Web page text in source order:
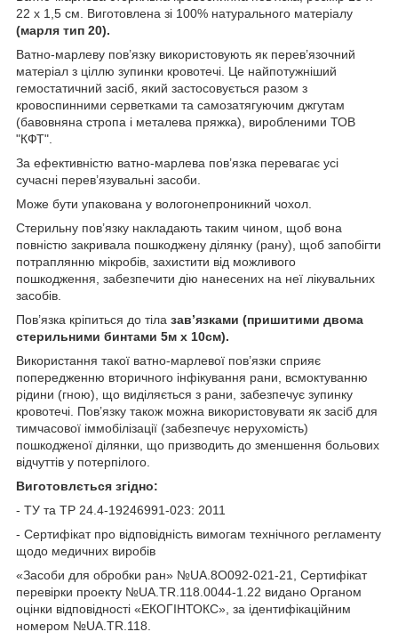
22 x 1,5 см. Виготовлена зі 100% натурального матеріалу
(марля тип 20).
Ватно-марлеву пов’язку використовують як перев’язочний
матеріал з ціллю зупинки кровотечі. Це найпотужніший
гемостатичний засіб, який застосовується разом з
кровоспинними серветками та самозатягуючим джгутам
(бавовняна стропа і металева пряжка), виробленими ТОВ
"КФТ".
За ефективністю ватно-марлева пов’язка перевагає усі
сучасні перев’язувальні засоби.
Може бути упакована у вологонепроникний чохол.
Стерильну пов’язку накладають таким чином, щоб вона
повністю закривала пошкоджену ділянку (рану), щоб запобігти
потраплянню мікробів, захистити від можливого
пошкодження, забезпечити дію нанесених на неї лікувальних
засобів.
Пов’язка кріпиться до тіла зав’язками (пришитими двома
стерильними бинтами 5м x 10см).
Використання такої ватно-марлевої пов’язки сприяє
попередженню вторичного інфікування рани, всмоктуванню
рідини (гною), що виділяється з рани, забезпечує зупинку
кровотечі. Пов’язку також можна використовувати як засіб для
тимчасової іммобілізації (забезпечує нерухомість)
пошкодженої ділянки, що призводить до зменшення больових
відчуттів у потерпілого.
Виготовлється згідно:
- ТУ та ТР 24.4-19246991-023: 2011
- Сертифікат про відповідність вимогам технічного регламенту
щодо медичних виробів
«Засоби для обробки ран» №UA.8O092-021-21, Сертифікат
перевірки проекту №UA.TR.118.0044-1.22 видано Органом
оцінки відповідності «ЕКОГІНТОКС», за ідентифікаційним
номером №UA.TR.118.